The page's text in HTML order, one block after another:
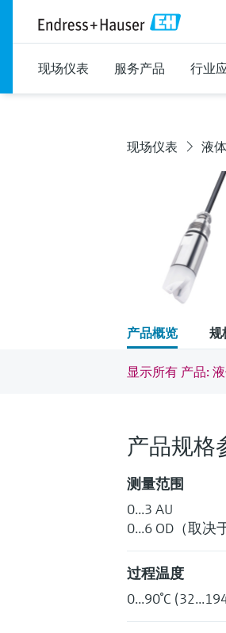
现场仪表 服务产品 行业
现场仪表 液
产品概览 规
显示所有 产品:
产品规格
测量范围
0...3 AU
0...6 OD（取决
过程温度
0...90°C